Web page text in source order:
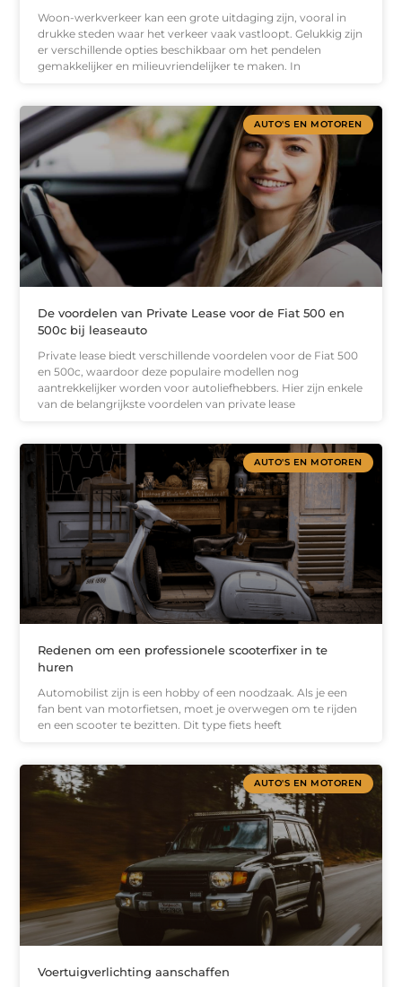
Woon-werkverkeer kan een grote uitdaging zijn, vooral in
drukke steden waar het verkeer vaak vastloopt. Gelukkig zijn
er verschillende opties beschikbaar om het pendelen
gemakkelijker en milieuvriendelijker te maken. In
AUTO'S EN MOTOREN
De voordelen van Private Lease voor de Fiat 500 en
500c bij leaseauto
Private lease biedt verschillende voordelen voor de Fiat 500
en 500c, waardoor deze populaire modellen nog
aantrekkelijker worden voor autoliefhebbers. Hier zijn enkele
van de belangrijkste voordelen van private lease
AUTO'S EN MOTOREN
Redenen om een ​​professionele scooterfixer in te
huren
Automobilist zijn is een hobby of een noodzaak. Als je een
fan bent van motorfietsen, moet je overwegen om te rijden
en een scooter te bezitten. Dit type fiets heeft
AUTO'S EN MOTOREN
Voertuigverlichting aanschaffen